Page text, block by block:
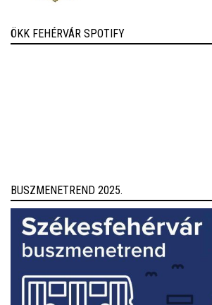
ÖKK FEHÉRVÁR SPOTIFY
BUSZMENETREND 2025.